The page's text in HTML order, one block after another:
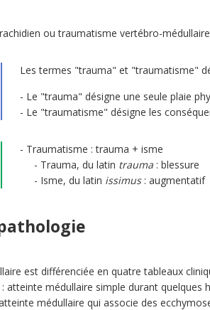
ou traumatisme vertébro-
Les termes "trauma" et "traumatisme"
Le "trauma" désigne une seule plaie
Le "traumatisme" désigne les
Traumatisme : trauma + isme
Trauma, du latin trauma : blessure
Isme, du latin issimus: augmentatif
est différenciée en quatre tableaux
atteinte médullaire simple durant quelques
médullaire qui associe des